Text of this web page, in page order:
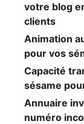
votre blog
clients
Animation
pour vos
Capacité
sésame
Annuaire
numéro